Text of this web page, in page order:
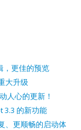
，更佳的预览
大升级
人心的更新！
3.3 的新功能
、更顺畅的启动体